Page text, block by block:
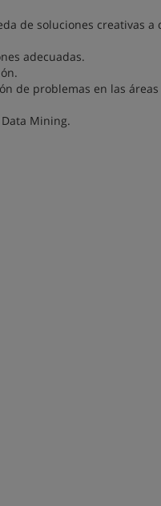
de soluciones creativas a
adecuadas.
de problemas en las áreas
Mining.